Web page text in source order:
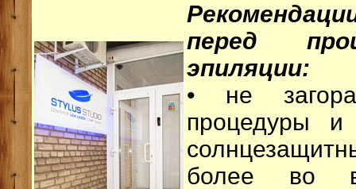
перед
эпиляции:
• не
процедуры и
более во